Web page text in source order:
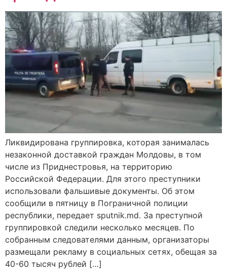
Ликвидирована группировка, которая занималась
незаконной доставкой граждан Молдовы, в том
числе из Приднестровья, на территорию
Российской Федерации. Для этого преступники
использовали фальшивые документы. Об этом
сообщили в пятницу в Пограничной полиции
республики, передает sputnik.md. За преступной
группировкой следили несколько месяцев. По
собранным следователями данным, организаторы
размещали рекламу в социальных сетях, обещая за
40-60 тысяч рублей […]